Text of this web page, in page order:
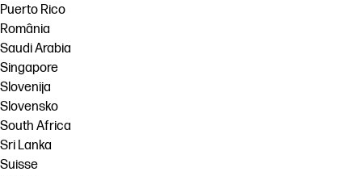
Puerto Rico
România
Saudi Arabia
Singapore
Slovenija
Slovensko
South Africa
Sri Lanka
Suisse